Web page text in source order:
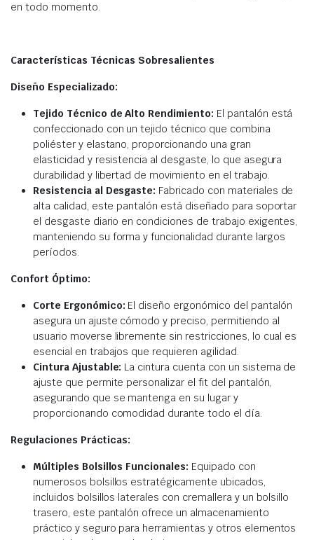
en todo momento.
Características Técnicas Sobresalientes
Diseño Especializado:
Tejido Técnico de Alto Rendimiento: El pantalón está
confeccionado con un tejido técnico que combina
poliéster y elastano, proporcionando una gran
elasticidad y resistencia al desgaste, lo que asegura
durabilidad y libertad de movimiento en el trabajo.
Resistencia al Desgaste: Fabricado con materiales de
alta calidad, este pantalón está diseñado para soportar
el desgaste diario en condiciones de trabajo exigentes,
manteniendo su forma y funcionalidad durante largos
períodos.
Confort Óptimo:
Corte Ergonómico: El diseño ergonómico del pantalón
asegura un ajuste cómodo y preciso, permitiendo al
usuario moverse libremente sin restricciones, lo cual es
esencial en trabajos que requieren agilidad.
Cintura Ajustable: La cintura cuenta con un sistema de
ajuste que permite personalizar el fit del pantalón,
asegurando que se mantenga en su lugar y
proporcionando comodidad durante todo el día.
Regulaciones Prácticas:
Múltiples Bolsillos Funcionales: Equipado con
numerosos bolsillos estratégicamente ubicados,
incluidos bolsillos laterales con cremallera y un bolsillo
trasero, este pantalón ofrece un almacenamiento
práctico y seguro para herramientas y otros elementos